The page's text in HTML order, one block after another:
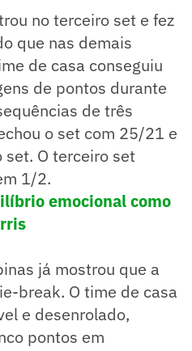
no terceiro set e fez
que nas demais
de casa conseguiu
de pontos durante
de três
o set com 25/21 e
set. O terceiro set
1/2.
emocional como
já mostrou que a
break. O time de casa
e desenrolado,
pontos em